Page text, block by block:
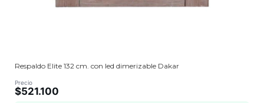
Respaldo Elite 132 cm. con led dimerizable Dakar
Precio
$521.100